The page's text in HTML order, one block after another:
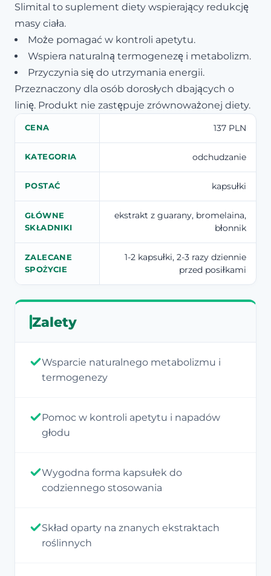
Slimital to suplement diety wspierający redukcję
masy ciała.
Może pomagać w kontroli apetytu.
Wspiera naturalną termogenezę i metabolizm.
Przyczynia się do utrzymania energii.
Przeznaczony dla osób dorosłych dbających o
linię. Produkt nie zastępuje zrównoważonej diety.
CENA 137 PLN
KATEGORIA odchudzanie
POSTAĆ kapsułki
GŁÓWNE
SKŁADNIKI
ekstrakt z guarany, bromelaina,
błonnik
ZALECANE
SPOŻYCIE
1-2 kapsułki, 2-3 razy dziennie
przed posiłkami
Zalety
Wsparcie naturalnego metabolizmu i
termogenezy
Pomoc w kontroli apetytu i napadów
głodu
Wygodna forma kapsułek do
codziennego stosowania
Skład oparty na znanych ekstraktach
roślinnych